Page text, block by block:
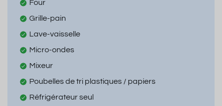
Four
Grille-pain
Lave-vaisselle
Micro-ondes
Mixeur
Poubelles de tri plastiques / papiers
Réfrigérateur seul